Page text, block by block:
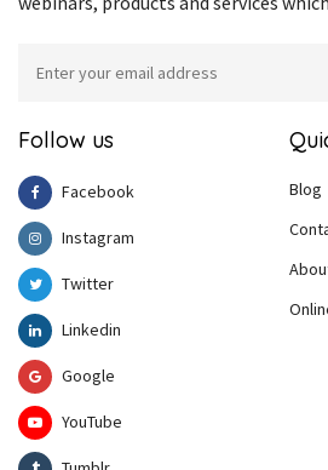
Follow us
Facebook
Instagram
Twitter
Linkedin
Google
YouTube
Blog